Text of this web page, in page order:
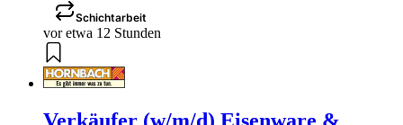
Schichtarbeit
vor etwa 12 Stunden